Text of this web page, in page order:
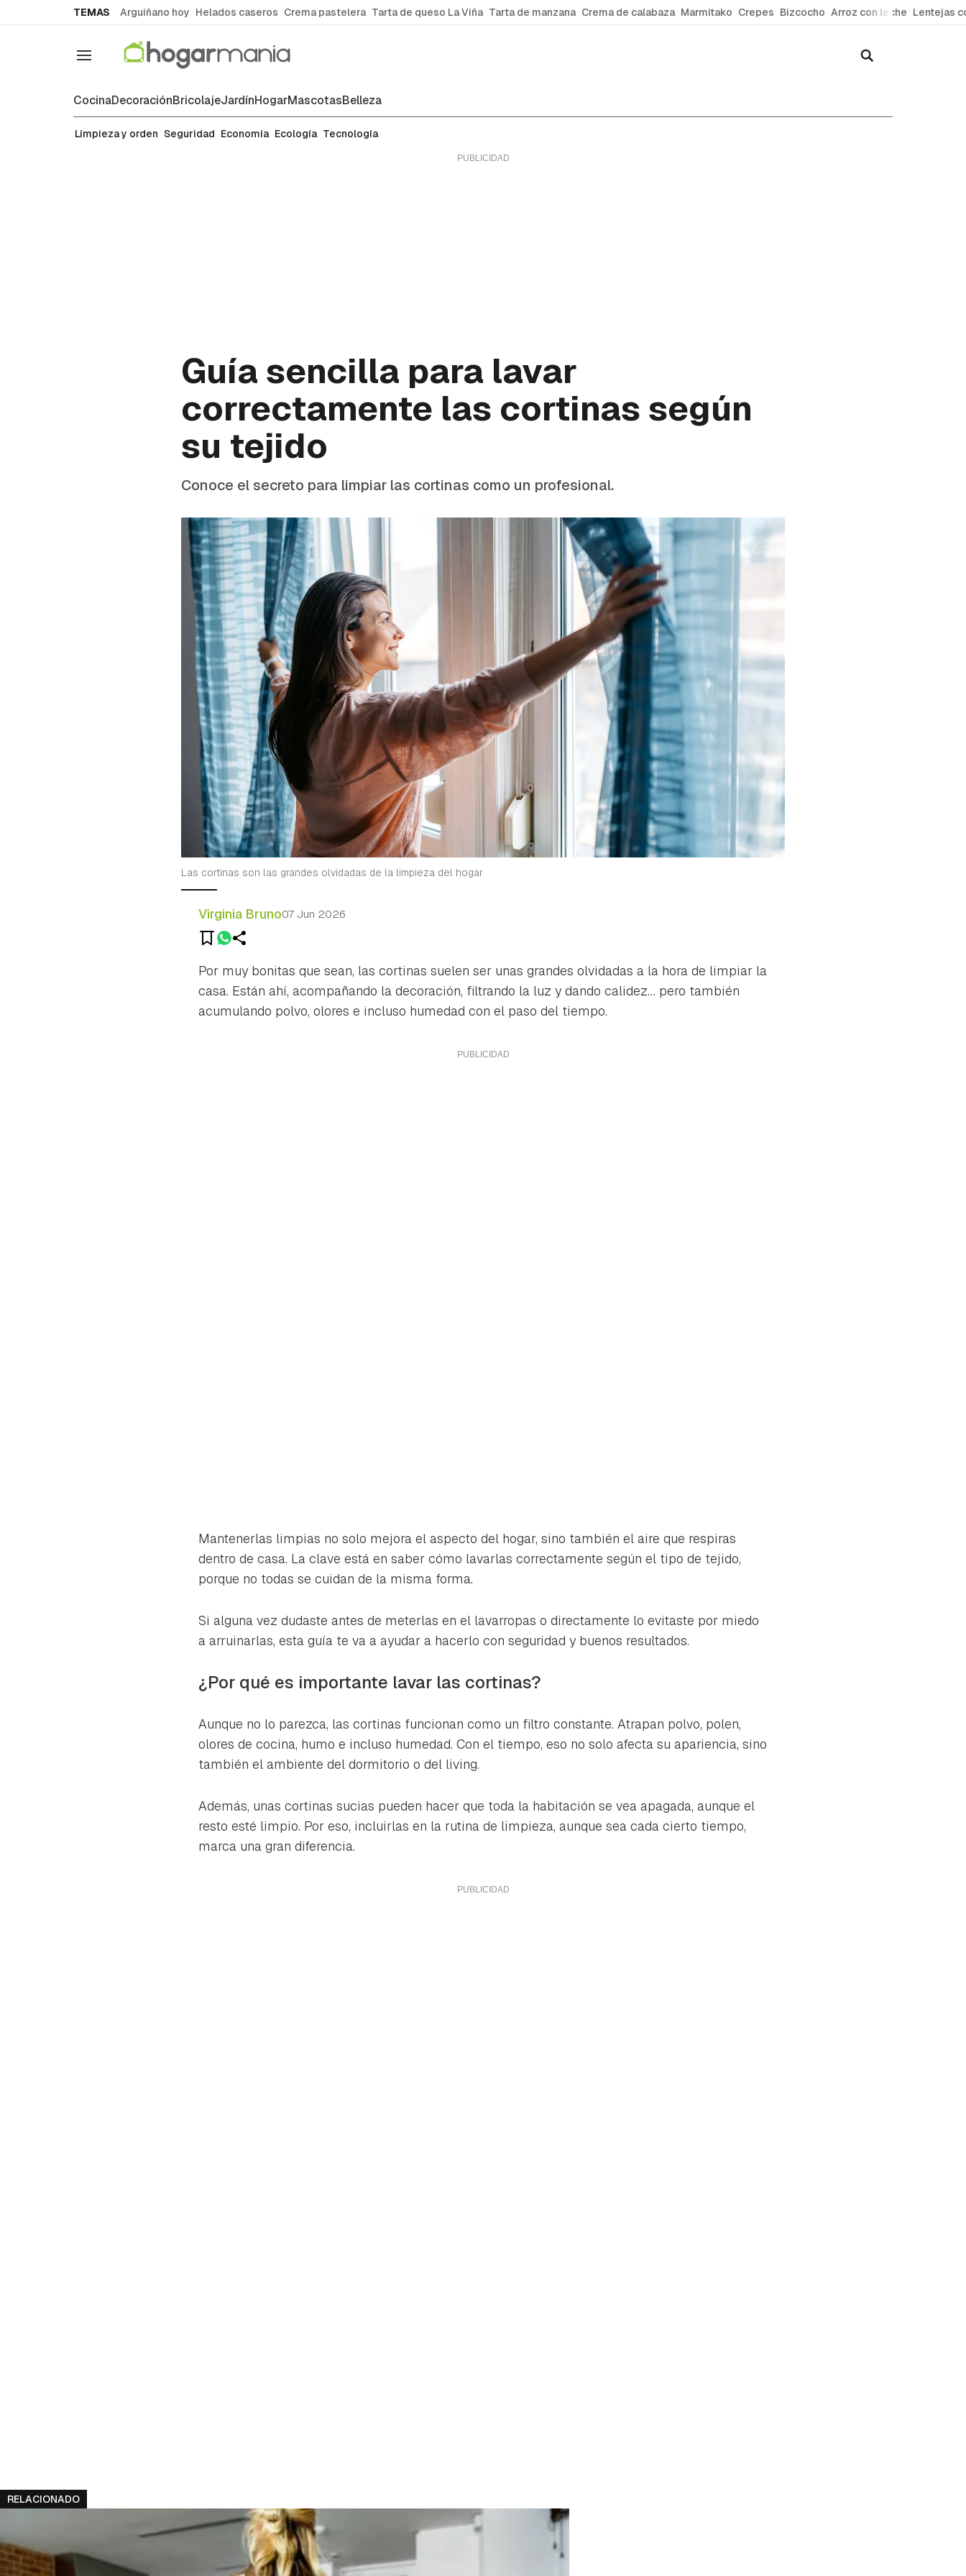
TEMAS Arguiñano hoy Helados caseros Crema pastelera Tarta de queso La Viña Tarta de manzana Crema de calabaza Marmitako Crepes Bizcocho Arroz con leche Lentejas
Navegación
CocinaDecoraciónBricolajeJardínHogarMascotasBelleza
Limpieza y orden
Limpieza y orden Seguridad Economía Ecología Tecnología
Guía sencilla para lavar
correctamente las cortinas según
su tejido
Conoce el secreto para limpiar las cortinas como un profesional.
Las cortinas son las grandes olvidadas de la limpieza del hogar
Virginia Bruno07 Jun 2026
Guardar como favorito
cuenta de Hogarmanía.
CANCELAR
Por muy bonitas que sean, las cortinas suelen ser unas grandes olvidadas a la hora de limpiar la
casa. Están ahí, acompañando la decoración, filtrando la luz y dando calidez… pero también
acumulando polvo, olores e incluso humedad con el paso del tiempo.
Mantenerlas limpias no solo mejora el aspecto del hogar, sino también el aire que respiras
dentro de casa. La clave está en saber cómo lavarlas correctamente según el tipo de tejido,
porque no todas se cuidan de la misma forma.
Si alguna vez dudaste antes de meterlas en el lavarropas o directamente lo evitaste por miedo
a arruinarlas, esta guía te va a ayudar a hacerlo con seguridad y buenos resultados.
¿Por qué es importante lavar las cortinas?
Aunque no lo parezca, las cortinas funcionan como un filtro constante. Atrapan polvo, polen,
olores de cocina, humo e incluso humedad. Con el tiempo, eso no solo afecta su apariencia, sino
también el ambiente del dormitorio o del living.
Además, unas cortinas sucias pueden hacer que toda la habitación se vea apagada, aunque el
resto esté limpio. Por eso, incluirlas en la rutina de limpieza, aunque sea cada cierto tiempo,
marca una gran diferencia.
RELACIONADO
Contenido enviado
ACEPTAR